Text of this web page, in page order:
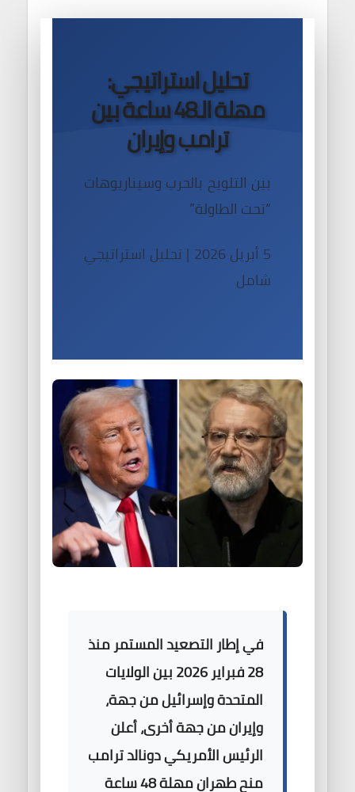
تحليل استراتيجي:
مهلة الـ48 ساعة بين
ترامب وإيران
بين التلويح بالحرب وسيناريوهات
“تحت الطاولة”
5 أبريل 2026 | تحليل استراتيجي
شامل
في إطار التصعيد المستمر منذ
28 فبراير 2026 بين الولايات
المتحدة وإسرائيل من جهة،
وإيران من جهة أخرى، أعلن
الرئيس الأمريكي دونالد ترامب
منح طهران مهلة 48 ساعة